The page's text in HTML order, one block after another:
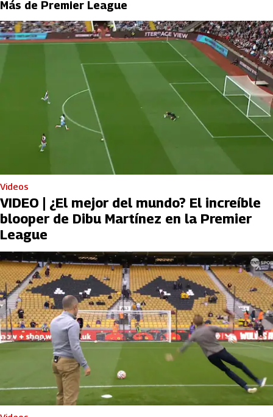
Más de Premier League
Videos
VIDEO | ¿El mejor del mundo? El increíble
blooper de Dibu Martínez en la Premier
League